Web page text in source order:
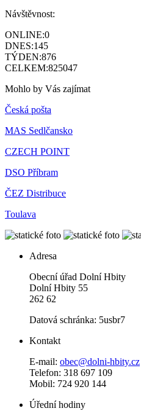
Návštěvnost:
ONLINE:0
DNES:145
TÝDEN:876
CELKEM:825047
Mohlo by Vás zajímat
Česká pošta
MAS Sedlčansko
CZECH POINT
DSO Příbram
ČEZ Distribuce
Toulava
Adresa
Obecní úřad Dolní Hbity
Dolní Hbity 55
262 62
Datová schránka: 5usbr7
Kontakt
E-mail: obec@dolni-hbity.cz
Telefon: 318 697 109
Mobil: 724 920 144
Úřední hodiny